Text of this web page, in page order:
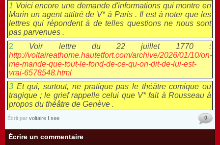
1 Voici encore une demande d'informations qui montre en
Marin un agent attitré de V* à Paris . Il est à noter que les
lettres qui répondent à de telles questions ne nous sont
pas parvenues .
2 Voir lettre du 22 juillet 1770 :
http://voltaireathome.hautetfort.com/archive/2026/01/10/on-
me-mande-que-tout-le-fond-de-ce-qu-on-dit-de-lui-est-
vrai-6578548.html
3Et qui, surtout, ne pratique pas le théâtre comique ou
tragique ; le grief rappelle celui que V* fait à Rousseau à
propos du théâtre de Genève .
Écrit par voltaire I see 0
Écrire un commentaire